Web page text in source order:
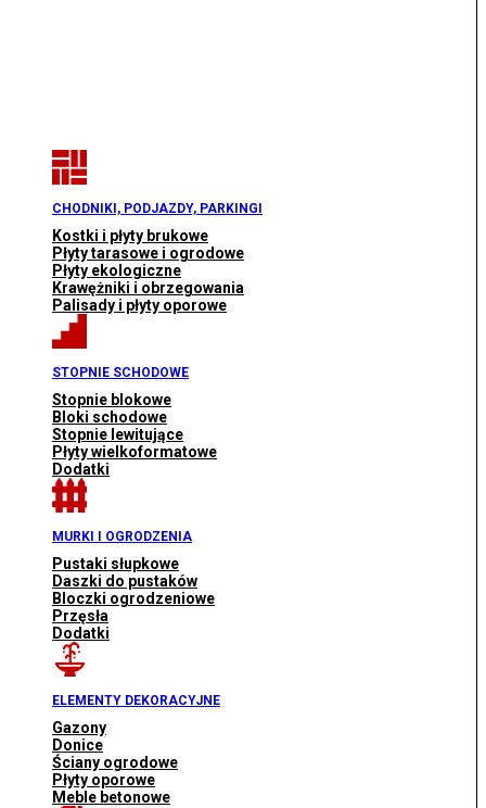
CHODNIKI, PODJAZDY, PARKINGI
Kostki i płyty brukowe
Płyty tarasowe i ogrodowe
Płyty ekologiczne
Krawężniki i obrzegowania
Palisady i płyty oporowe
STOPNIE SCHODOWE
Stopnie blokowe
Bloki schodowe
Stopnie lewitujące
Płyty wielkoformatowe
Dodatki
MURKI I OGRODZENIA
Pustaki słupkowe
Daszki do pustaków
Bloczki ogrodzeniowe
Przęsła
Dodatki
ELEMENTY DEKORACYJNE
Gazony
Donice
Ściany ogrodowe
Płyty oporowe
Meble betonowe